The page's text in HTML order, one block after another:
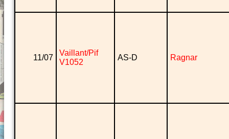
11/07
Vaillant/Pif
V1052
AS-D Ragnar